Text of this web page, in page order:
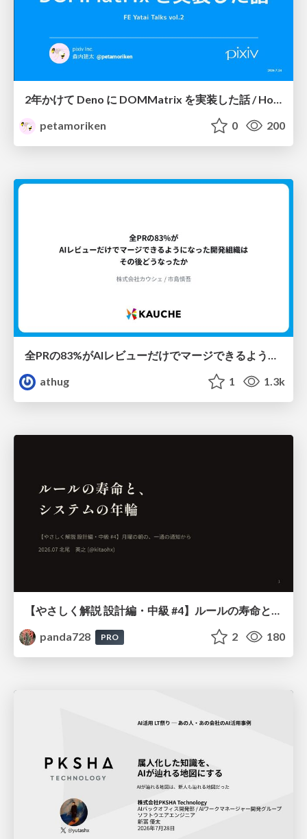
2年かけて Deno に DOMMatrix を実装した話 / How I implemented DOMMatrix in Deno over two years
petamoriken
0 200
athug
1 1.3k
【やさしく解説 設計編・中級 #4】ルールの寿命と、システムの年輪
panda728
PRO 2 180